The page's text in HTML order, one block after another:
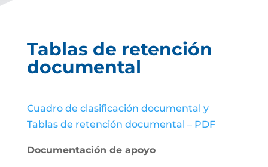
Tablas de retención
documental
Cuadro de clasificación documental y
Tablas de retención documental – PDF
Documentación de apoyo